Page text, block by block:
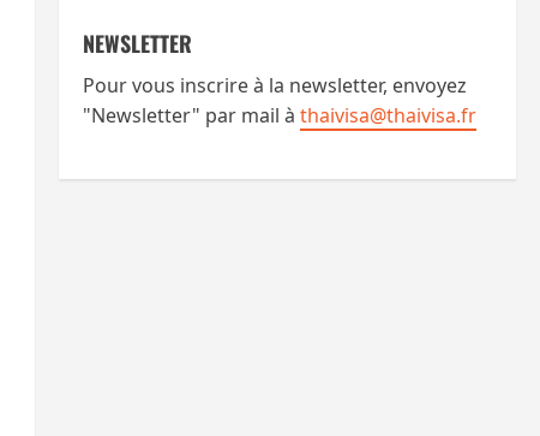
NEWSLETTER
Pour vous inscrire à la newsletter, envoyez
"Newsletter" par mail à thaivisa@thaivisa.fr